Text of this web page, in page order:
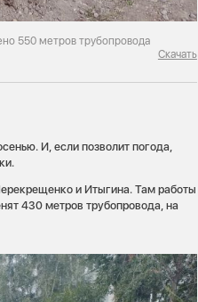
550 метров трубопровода
Скачать
И, если позволит погода,
и Итыгина. Там работы
430 метров трубопровода, на